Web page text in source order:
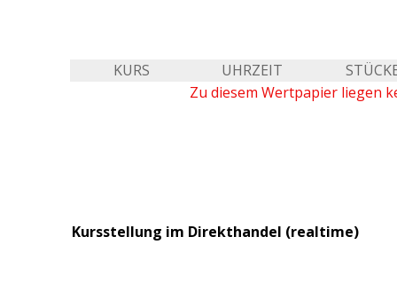
KURS UHRZEIT
Zu diesem Wertpapier liegen
Kursstellung im Direkthandel (realtime)